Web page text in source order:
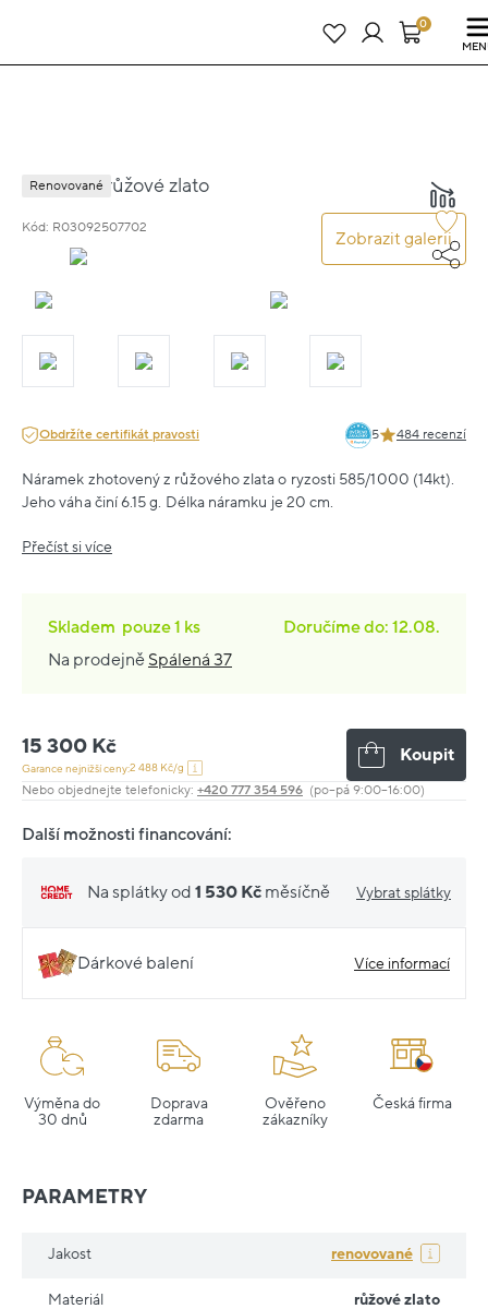
22 dní : 19h : 43m : 05s0
Náramek růžové zlato
Kód: R03092507702
Zobrazit galerii
Renovované
Obdržíte certifikát pravosti 5 484 recenzí
Náramek zhotovený z růžového zlata o ryzosti 585/1000 (14kt).
Jeho váha činí 6.15 g. Délka náramku je 20 cm.
Přečíst si více
Skladem pouze1 ks
Doručíme do: 12.08.
Na prodejně Spálená 37
15 300 Kč
Garance nejnižší ceny:2 488 Kč/g
Koupit
Nebo objednejte telefonicky: +420 777 354 596 (po–pá 9:00–16:00)
Další možnosti financování:
Na splátky od 1 530 Kč měsíčně Vybrat splátky
Dárkové balení Více informací
Výměna do
30 dnů
Doprava
zdarma
Ověřeno
zákazníky
Česká firma
PARAMETRY
Jakost renovované
Materiál růžové zlato